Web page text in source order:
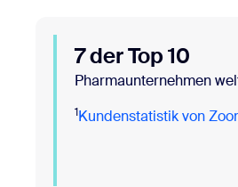
7 der Top 10
Pharmaunternehmen
1Kundenstatistik von